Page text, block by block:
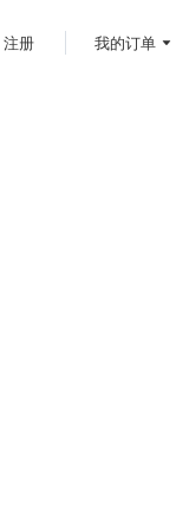
注册 我的订单